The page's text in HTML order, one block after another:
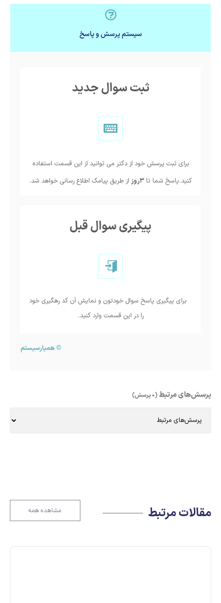
سیستم پرسش و پاسخ
ثبت سوال جدید
برای ثبت پرسش خود از دکتر می توانید از این قسمت استفاده
کنید.پاسخ شما تا 3روز از طریق پیامک اطلاع رسانی خواهد شد.
پیگیری سوال قبل
برای پیگیری پاسخ سوال خودتون و نمایش آن کد رهگیری خود
را در این قسمت وارد کنید.
©همیارسیستم
پرسش‌های مرتبط(0 پرسش)
مقالات مرتبط مشاهده همه